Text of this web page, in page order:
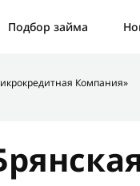
Подбор займа
Компания»